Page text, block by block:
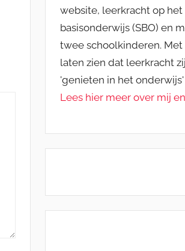
website, leerkracht op het
basisonderwijs (SBO) en
twee schoolkinderen.
laten zien dat leerkracht
'genieten in het onderwijs'
Lees hier meer over mij